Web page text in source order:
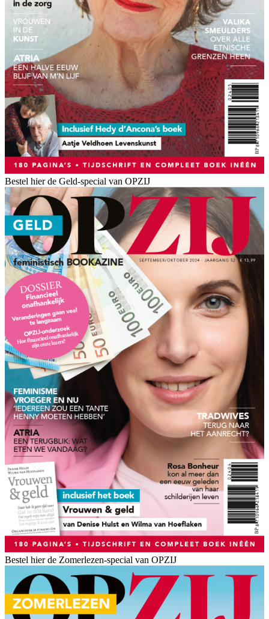
Bestel hier de Geld-special van OPZIJ
Bestel hier de Zomerlezen-special van OPZIJ